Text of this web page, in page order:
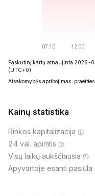
Paskutinį kartą atnaujinta 2026-
(UTC+0)
Atsakomybės apribojimas:
Kainų statistika
Rinkos kapitalizacija
24 val. apimtis
Visų laikų aukščiausia
Apyvartoje esanti pasiūla